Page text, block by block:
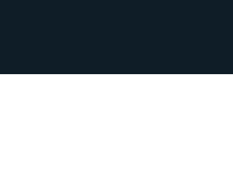
Федеральной